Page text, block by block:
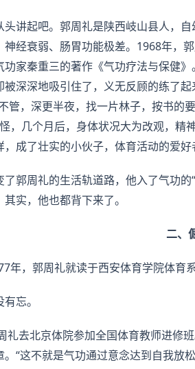
头讲起吧。郭周礼是陕西岐山县人，
神经衰弱、肠胃功能极差。1968年，
功家秦重三的著作《气功疗法与保健
被深深地吸引住了，义无反顾的练了
管，深更半夜，找一片林子，按书的
，几个月后，身体状况大为改观，
成了壮实的小伙子，体育活动的爱好
了郭周礼的生活轨道路，他入了气功
实，他也都背下来了。
二、
年，郭周礼就读于西安体育学院体育
忘。
礼去北京体院参加全国体育教师进修
“这不就是气功通过意念达到自我放